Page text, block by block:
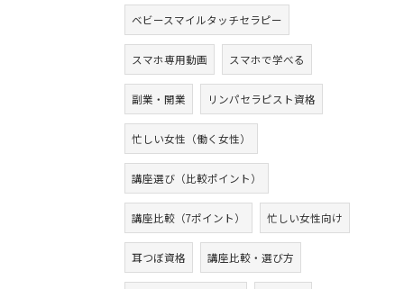
ベビースマイルタッチセラピー
スマホ専用動画 スマホで学べる
副業・開業 リンパセラピスト資格
忙しい女性（働く女性）
講座選び（比較ポイント）
講座比較（7ポイント） 忙しい女性向け
耳つぼ資格 講座比較・選び方